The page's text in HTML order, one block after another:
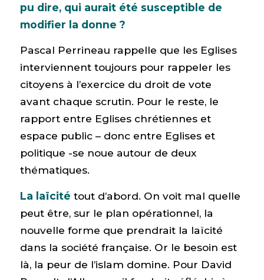
pu dire, qui aurait été susceptible de
modifier la donne ?
Pascal Perrineau rappelle que les Eglises
interviennent toujours pour rappeler les
citoyens à l’exercice du droit de vote
avant chaque scrutin. Pour le reste, le
rapport entre Eglises chrétiennes et
espace public – donc entre Eglises et
politique -se noue autour de deux
thématiques.
La laïcité tout d’abord. On voit mal quelle
peut être, sur le plan opérationnel, la
nouvelle forme que prendrait la laïcité
dans la société française. Or le besoin est
là, la peur de l’islam domine. Pour David